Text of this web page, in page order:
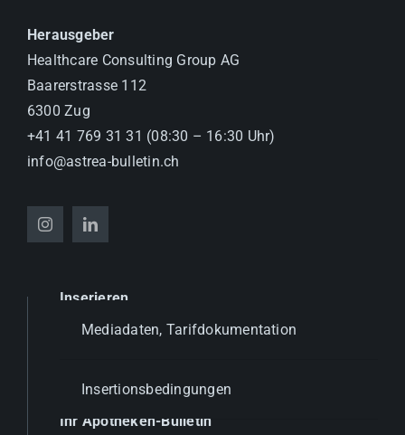
Herausgeber
Healthcare Consulting Group AG
Baarerstrasse 112
6300 Zug
+41 41 769 31 31 (08:30 – 16:30 Uhr)
info@astrea-bulletin.ch
Inserieren
Mediadaten, Tarifdokumentation
Insertionsbedingungen
Ihr Apotheken-Bulletin